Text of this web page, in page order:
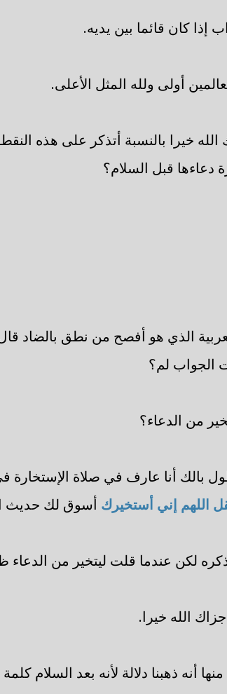
إذا كان قائما بين يديه.
أولى ولله المثل الأعلى.
خيرا بالنسبة أتذكر على هذه
دعاءها قبل السلام؟
الذي هو أفصح من نطق بالضاد
الجواب لم؟
من الدعاء؟
بالك أنا عارف في صلاة الإستخارة
اللهم إني أستخيرك أسوق لك حديث
لكن عندما قلت ليتخير من
الله خيرا.
أنه ذهبنا دلالة لأنه بعد السلام